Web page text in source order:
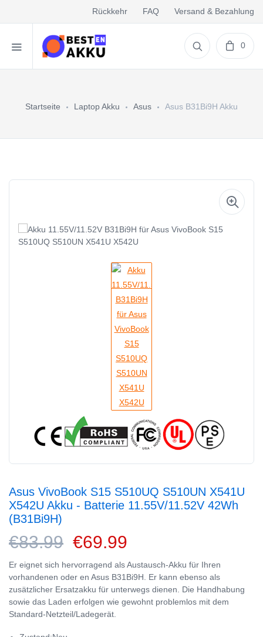
Rückkehr FAQ Versand & Bezahlung
0
Startseite Laptop Akku Asus Asus B31Bi9H Akku
Asus VivoBook S15 S510UQ S510UN X541U
X542U Akku - Batterie 11.55V/11.52V 42Wh
(B31Bi9H)
€83.99 €69.99
Er eignet sich hervorragend als Austausch-Akku für Ihren
vorhandenen oder en Asus B31Bi9H. Er kann ebenso als
zusätzlicher Ersatzakku für unterwegs dienen. Die Handhabung
sowie das Laden erfolgen wie gewohnt problemlos mit dem
Standard-Netzteil/Ladegerät.